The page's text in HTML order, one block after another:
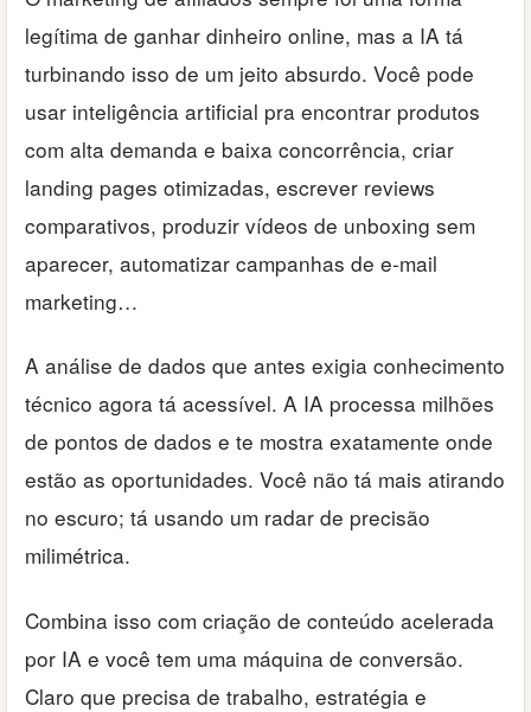
legítima de ganhar dinheiro online, mas a IA tá
turbinando isso de um jeito absurdo. Você pode
usar inteligência artificial pra encontrar produtos
com alta demanda e baixa concorrência, criar
landing pages otimizadas, escrever reviews
comparativos, produzir vídeos de unboxing sem
aparecer, automatizar campanhas de e-mail
marketing…
A análise de dados que antes exigia conhecimento
técnico agora tá acessível. A IA processa milhões
de pontos de dados e te mostra exatamente onde
estão as oportunidades. Você não tá mais atirando
no escuro; tá usando um radar de precisão
milimétrica.
Combina isso com criação de conteúdo acelerada
por IA e você tem uma máquina de conversão.
Claro que precisa de trabalho, estratégia e